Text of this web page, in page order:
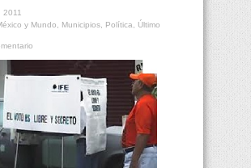
2011
y Mundo Municipios Política
Último